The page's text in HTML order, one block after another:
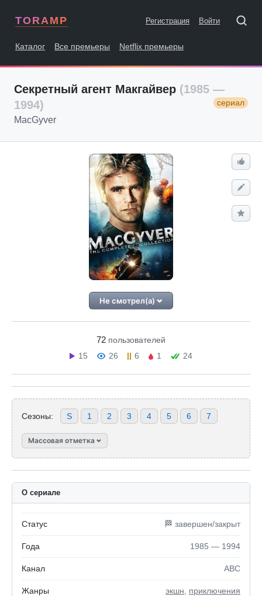
TORAMP Регистрация Войти
Каталог Все премьеры Netflix премьеры
Секретный агент Макгайвер (1985 —
1994)
сериал
MacGyver
Не смотрел(а)
72 пользователей
15
26 6 1 24
Сезоны: S 1 2 3 4 5 6 7
Массовая отметка
О сериале
Статус 🏁 завершен/закрыт
Года 1985 — 1994
Канал ABC
Жанры экшн приключения